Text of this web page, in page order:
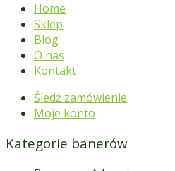
Home
Sklep
Blog
O nas
Kontakt
Śledź zamówienie
Moje konto
Kategorie banerów